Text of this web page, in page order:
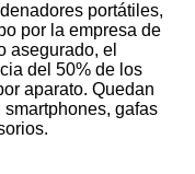
portátiles,
por la empresa de
asegurado, el
del 50% de los
aparato. Quedan
gafas